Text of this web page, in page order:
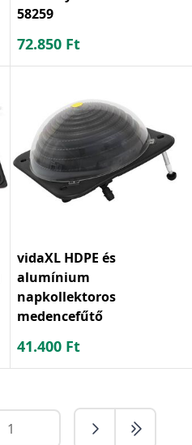
58259
72.850 Ft
vidaXL HDPE és
alumínium
napkollektoros
medencefűtő
41.400 Ft